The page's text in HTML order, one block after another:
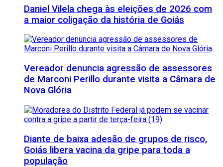
Daniel Vilela chega às eleições de 2026 com
a maior coligação da história de Goiás
Vereador denuncia agressão de assessores
de Marconi Perillo durante visita a Câmara de
Nova Glória
Diante de baixa adesão de grupos de risco,
Goiás libera vacina da gripe para toda a
população